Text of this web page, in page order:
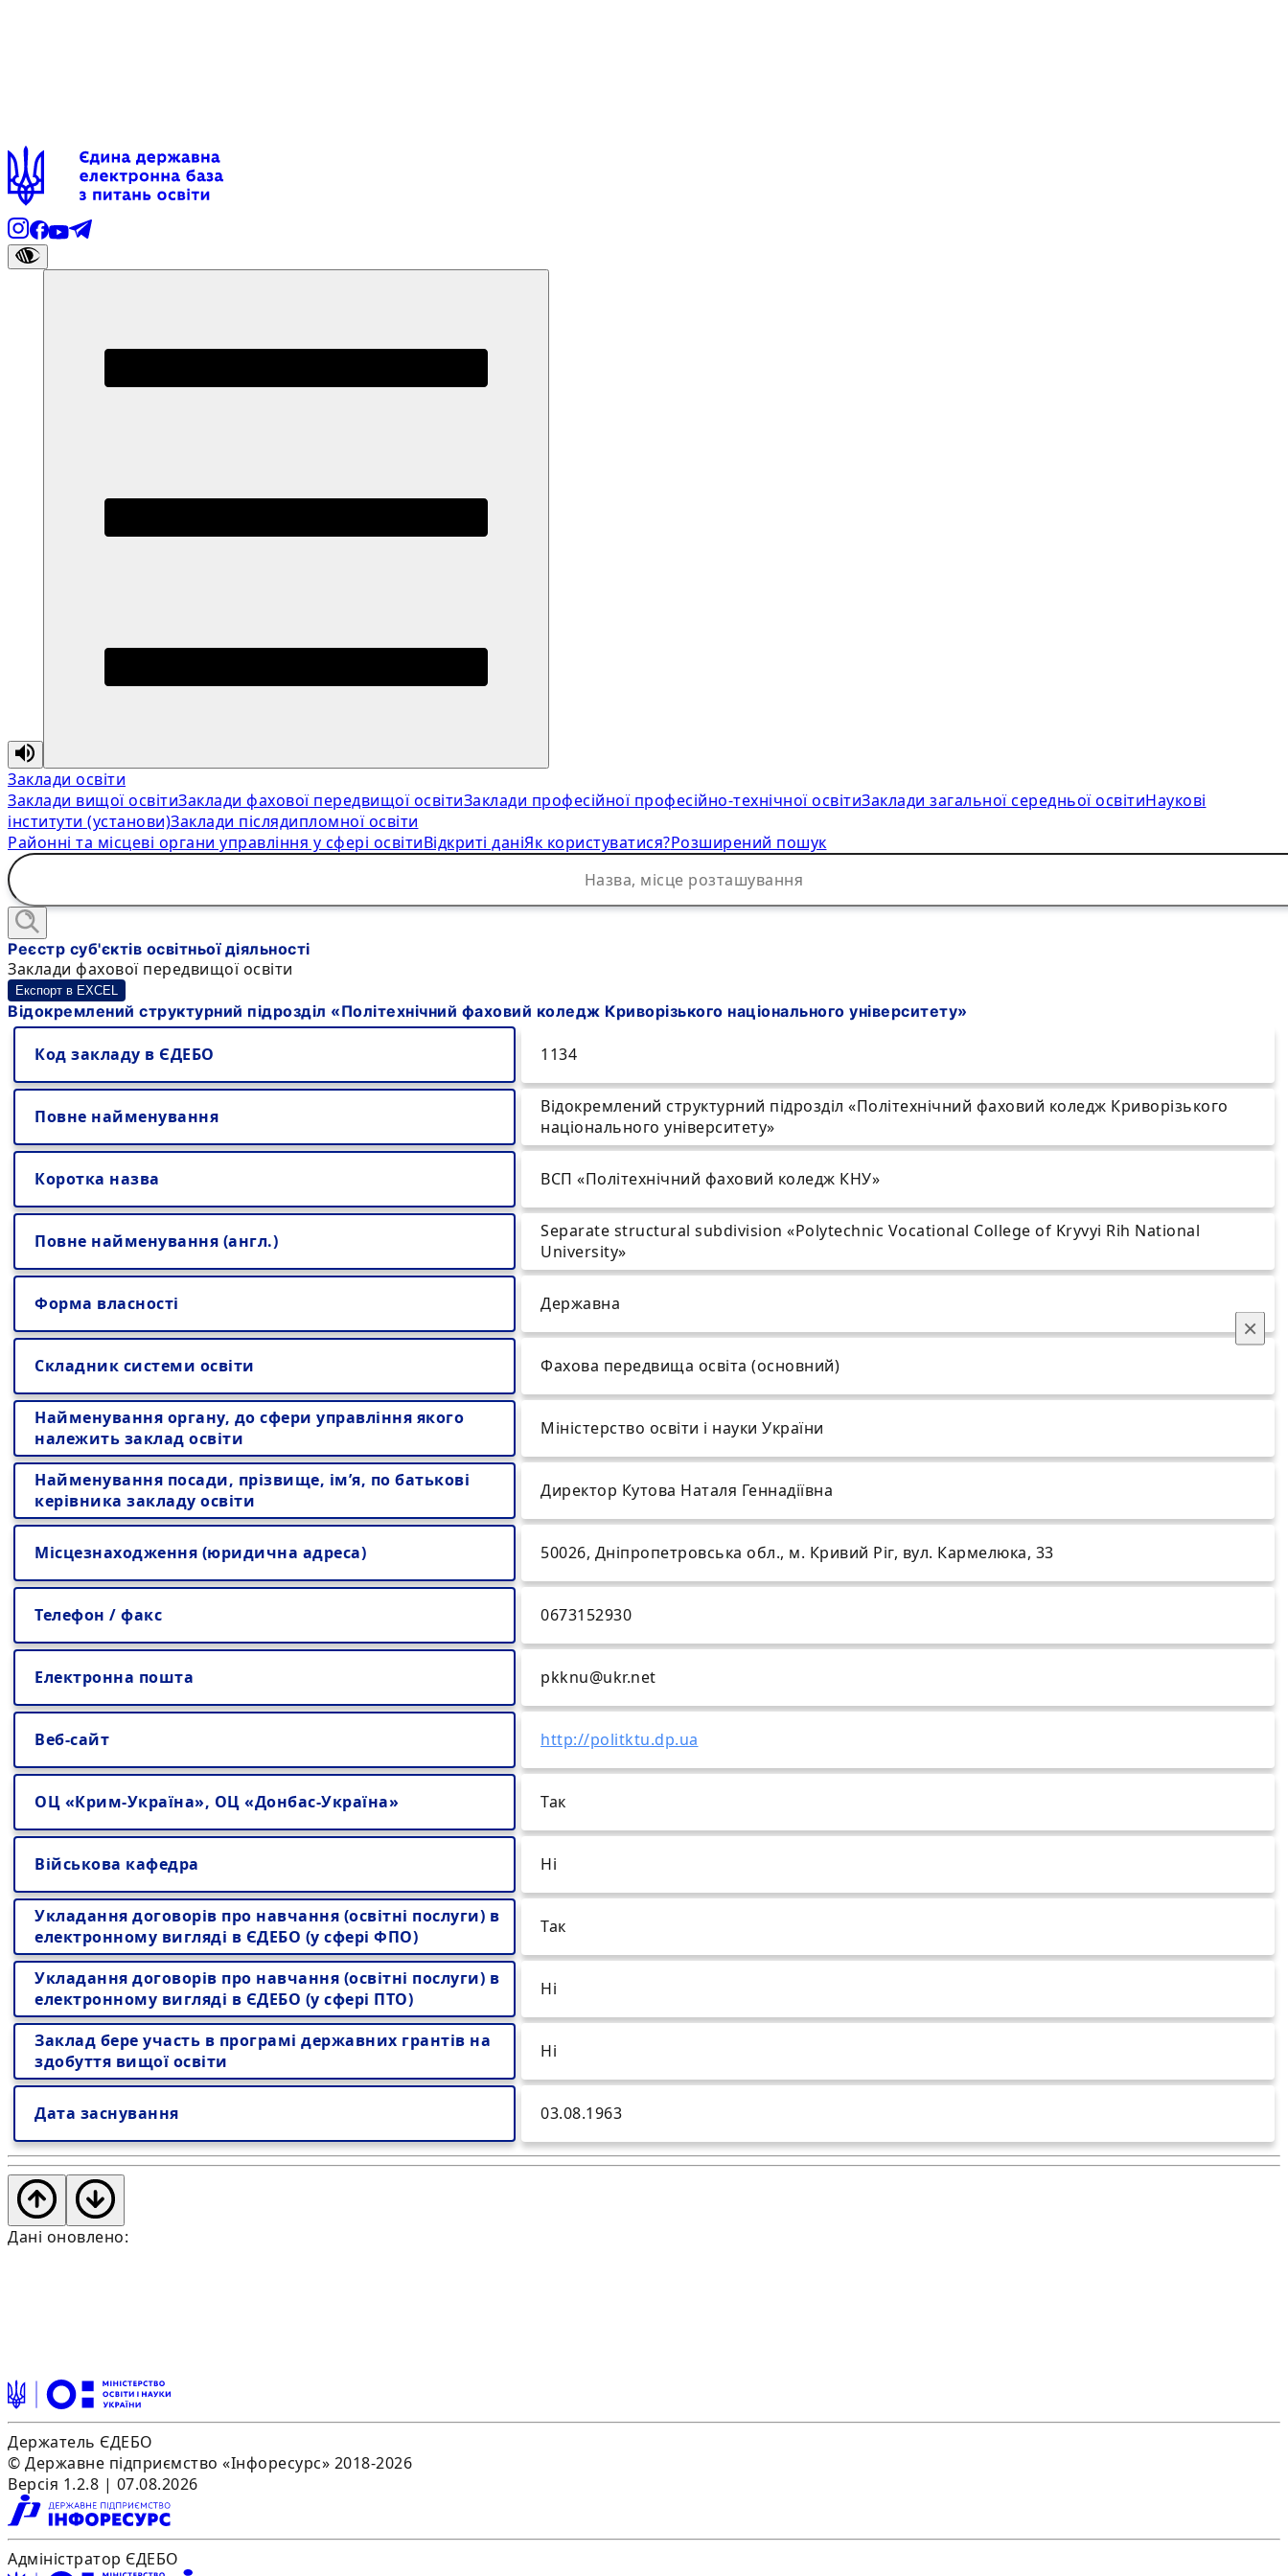
Заклади освіти
Заклади вищої освітиЗаклади фахової передвищої освітиЗаклади професійної професійно-технічної освітиЗаклади загальної середньої освітиНаукові
інститути (установи)Заклади післядипломної освіти
Районні та місцеві органи управління у сфері освітиВідкриті даніЯк користуватися?Розширений пошук
×
Реєстр суб'єктів освітньої діяльності
Заклади фахової передвищої освіти
Експорт в EXCEL
Відокремлений структурний підрозділ «Політехнічний фаховий коледж Криворізького національного університету»
Код закладу в ЄДЕБО 1134
Повне найменування
Відокремлений структурний підрозділ «Політехнічний фаховий коледж Криворізького
національного університету»
Коротка назва ВСП «Політехнічний фаховий коледж КНУ»
Повне найменування (англ.)
Separate structural subdivіsion «Polytechnic Vocational College of Kryvyi Rih National
University»
Форма власності Державна
Складник системи освіти Фахова передвища освіта (основний)
Найменування органу, до сфери управління якого
належить заклад освіти
Міністерство освіти і науки України
Найменування посади, прізвище, ім’я, по батькові
керівника закладу освіти
Директор Кутова Наталя Геннадіївна
Місцезнаходження (юридична адреса) 50026, Дніпропетровська обл., м. Кривий Ріг, вул. Кармелюка, 33
Телефон / факс 0673152930
Електронна пошта pkknu@ukr.net
Веб-сайт http://politktu.dp.ua
ОЦ «Крим-Україна», ОЦ «Донбас-Україна» Так
Військова кафедра Ні
Укладання договорів про навчання (освітні послуги) в
електронному вигляді в ЄДЕБО (у сфері ФПО)
Так
Укладання договорів про навчання (освітні послуги) в
електронному вигляді в ЄДЕБО (у сфері ПТО)
Ні
Заклад бере участь в програмі державних грантів на
здобуття вищої освіти
Ні
Дата заснування 03.08.1963
Дані оновлено:
Держатель ЄДЕБО
© Державне підприємство «Інфоресурс» 2018-2026
Версія 1.2.8 | 07.08.2026
Адміністратор ЄДЕБО